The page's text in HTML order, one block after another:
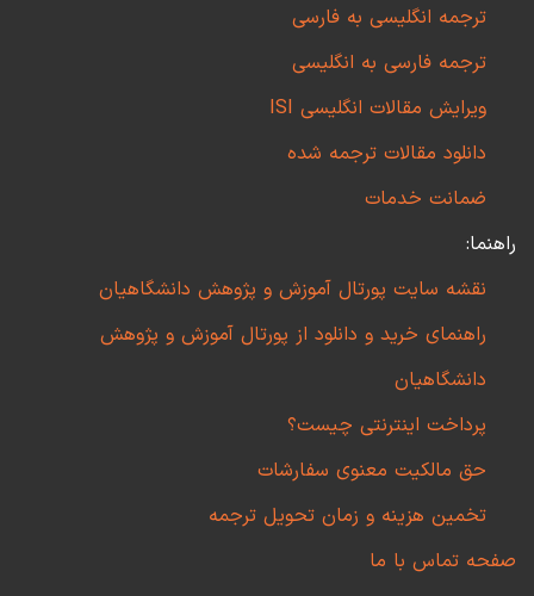
ترجمه انگلیسی به فارسی
ترجمه فارسی به انگلیسی
ویرایش مقالات انگلیسی ISI
دانلود مقالات ترجمه شده
ضمانت خدمات
راهنما:
نقشه سایت پورتال آموزش و پژوهش دانشگاهیان
راهنمای خرید و دانلود از پورتال آموزش و پژوهش
دانشگاهیان
پرداخت اینترنتی چیست؟
حق مالکیت معنوی سفارشات
تخمین هزینه و زمان تحویل ترجمه
صفحه تماس با ما